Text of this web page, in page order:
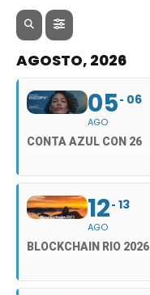
AGOSTO, 2026
05
AGO
06
CONTA AZUL CON 26
12
AGO
13
BLOCKCHAIN RIO 2026